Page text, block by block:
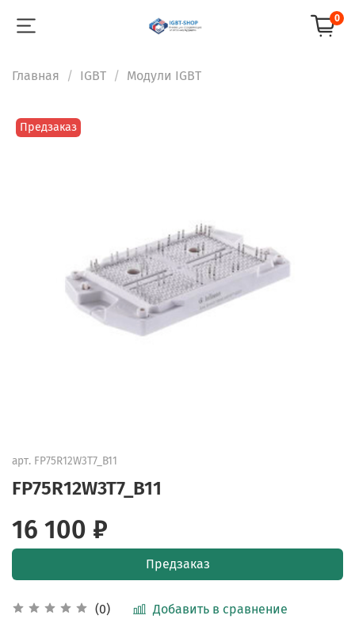
0
Главная IGBT Модули IGBT
Предзаказ
арт. FP75R12W3T7_B11
FP75R12W3T7_B11
(0) Добавить в сравнение
16 100 ₽
Предзаказ